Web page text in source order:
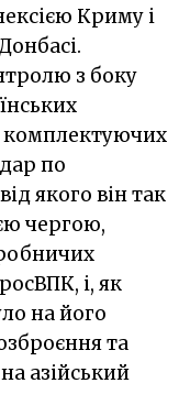
Криму і
з боку
комплектуючих
по
якого він так
чергою,
і, як
на його
та
азійський